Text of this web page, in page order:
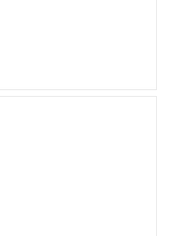
Côtes de Gascogne 2024 0,75 l